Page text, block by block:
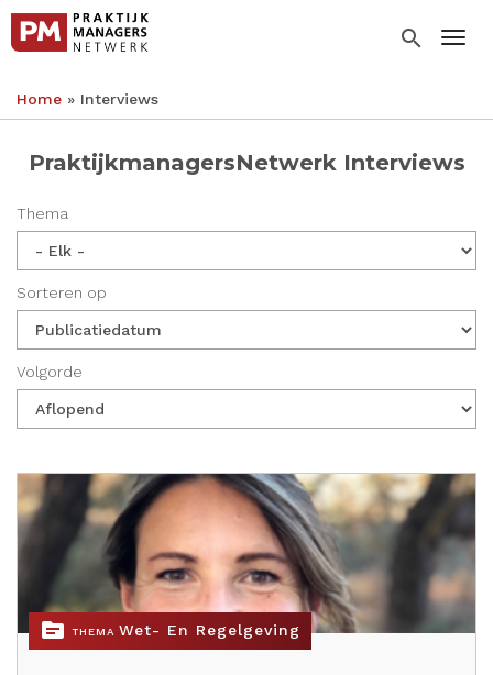
Overslaan
naar
inhoud
search
Home Interviews
PraktijkmanagersNetwerk Interviews
Thema
Sorteren op
Volgorde
topic THEMA Wet- En Regelgeving